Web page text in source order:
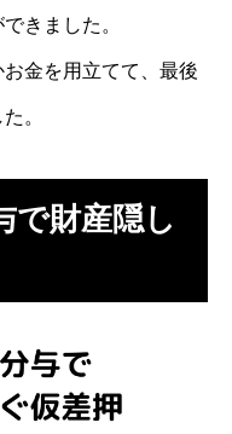
きました。
金を用立てて、最後
。
財産隠し